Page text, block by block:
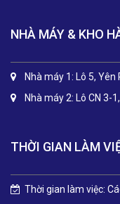
NHÀ MÁY & KHO
Nhà máy 1: Lô 5,
Nhà máy 2: Lô CN 3-
THỜI GIAN LÀM
Thời gian làm việc: